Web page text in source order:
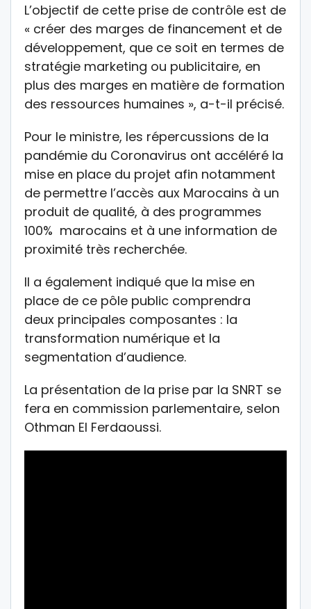
L’objectif de cette prise de contrôle est de
« créer des marges de financement et de
développement, que ce soit en termes de
stratégie marketing ou publicitaire, en
plus des marges en matière de formation
des ressources humaines », a-t-il précisé.
Pour le ministre, les répercussions de la
pandémie du Coronavirus ont accéléré la
mise en place du projet afin notamment
de permettre l’accès aux Marocains à un
produit de qualité, à des programmes
100% marocains et à une information de
proximité très recherchée.
Il a également indiqué que la mise en
place de ce pôle public comprendra
deux principales composantes : la
transformation numérique et la
segmentation d’audience.
La présentation de la prise par la SNRT se
fera en commission parlementaire, selon
Othman El Ferdaoussi.